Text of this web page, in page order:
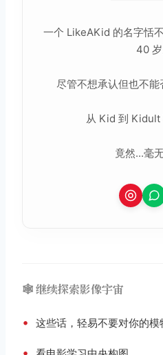
一个 LikeAKid 的名字恬
40 岁
尽管不想承认但也不能
从 Kid 到 Kidult
竟然...毫
🕸️ 继续探索影像宇宙
• 这些话，轻易不要对你的模